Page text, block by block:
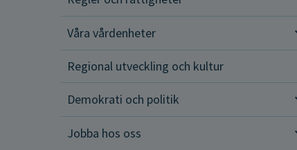
Våra vårdenheter
Regional utveckling och kultur
Demokrati och politik
Jobba hos oss